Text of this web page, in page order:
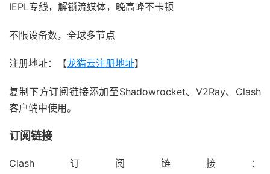
IEPL专线，解锁流媒体，晚高峰不卡顿
不限设备数，全球多节点
注册地址：【龙猫云注册地址】
复制下方订阅链接添加至Shadowrocket、V2Ray、Clash
客户端中使用。
订阅链接
Clash订阅链接：